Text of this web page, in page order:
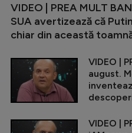
VIDEO | PREA MULT
SUA avertizează că
chiar din această
VIDEO |
august.
VIDEO |